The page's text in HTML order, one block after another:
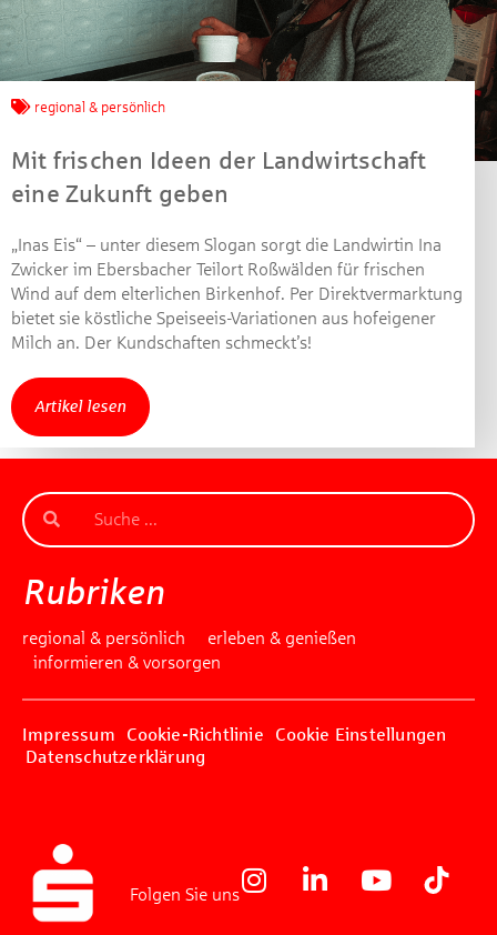
regional & persönlich
Mit frischen Ideen der Landwirtschaft
eine Zukunft geben
„Inas Eis“ – unter diesem Slogan sorgt die Landwirtin Ina
Zwicker im Ebersbacher Teilort Roßwälden für frischen
Wind auf dem elterlichen Birkenhof. Per Direktvermarktung
bietet sie köstliche Speiseeis-Variationen aus hofeigener
Milch an. Der Kundschaften schmeckt’s!
Artikel lesen
Rubriken
regional & persönlich
erleben & genießen
informieren & vorsorgen
Impressum Cookie-Richtlinie
Cookie Einstellungen
Datenschutzerklärung
Folgen Sie uns
Jetzt mitmachen und
gewinnen!
Dezember 2021 verlosen wir 10 Gutscheine des
Treffpunkt Gold der Kreissparkasse Göppingen im Wert
Beantworten Sie einfach folgende Frage:
Welches Jubiläum feiert die Kreissparkasse
Göppingen in diesem Jahr?